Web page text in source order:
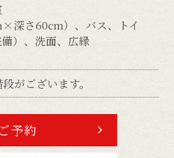
深さ60cm）、バス、トイ
）、洗面、広縁
がございます。
ご予約